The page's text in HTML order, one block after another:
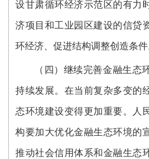
设甘肃循环经济示范区的有力
济项目和工业园区建设的信贷
环经济、促进结构调整创造条件
（四）继续完善金融生态
持续发展。在当前复杂多变的
态环境建设变得更加重要。人
构要加大优化金融生态环境的
推动社会信用体系和金融生态